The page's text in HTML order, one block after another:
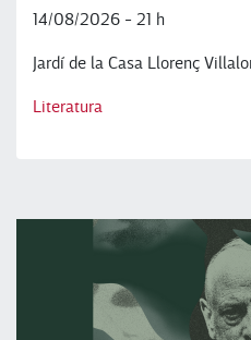
14/08/2026 - 21 h
Jardí de la Casa Llorenç
Literatura